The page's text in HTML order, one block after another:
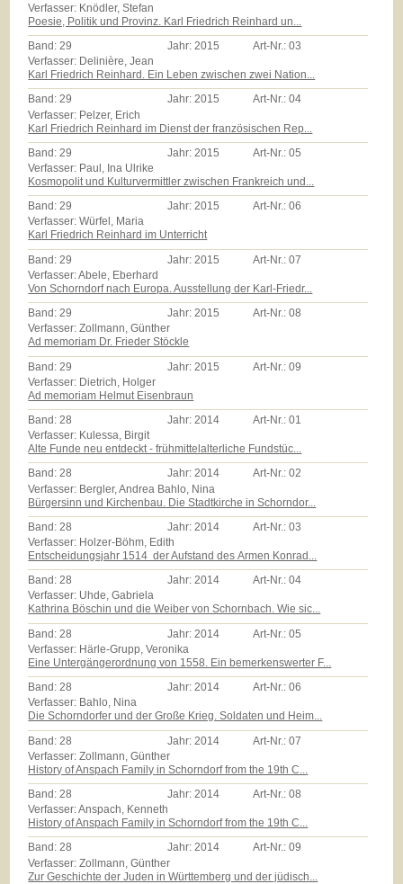
Verfasser: Knödler, Stefan
Poesie, Politik und Provinz. Karl Friedrich Reinhard un...
Band:29 Jahr:2015 Art-Nr.:03
Verfasser: Delinière, Jean
Karl Friedrich Reinhard. Ein Leben zwischen zwei Nation...
Band:29 Jahr:2015 Art-Nr.:04
Verfasser: Pelzer, Erich
Karl Friedrich Reinhard im Dienst der französischen Rep...
Band: 29 Jahr: 2015 Art-Nr.:05
Verfasser: Paul, Ina Ulrike
Kosmopolit und Kulturvermittler zwischen Frankreich und...
Band:29 Jahr:2015 Art-Nr.:06
Verfasser: Würfel, Maria
Karl Friedrich Reinhard im Unterricht
Band: 29 Jahr: 2015 Art-Nr.:07
Verfasser: Abele, Eberhard
Von Schorndorf nach Europa. Ausstellung der Karl-Friedr...
Band:29 Jahr:2015 Art-Nr.:08
Verfasser: Zollmann, Günther
Ad memoriam Dr. Frieder Stöckle
Band: 29 Jahr: 2015 Art-Nr.:09
Verfasser: Dietrich, Holger
Ad memoriam Helmut Eisenbraun
Band:28 Jahr:2014 Art-Nr.:01
Verfasser: Kulessa, Birgit
Alte Funde neu entdeckt - frühmittelalterliche Fundstüc...
Band:28 Jahr:2014 Art-Nr.:02
Verfasser: Bergler, Andrea Bahlo, Nina
Bürgersinn und Kirchenbau. Die Stadtkirche in Schorndor...
Band:28 Jahr:2014 Art-Nr.:03
Verfasser: Holzer-Böhm, Edith
Entscheidungsjahr 1514  der Aufstand des Armen Konrad...
Band:28 Jahr:2014 Art-Nr.:04
Verfasser: Uhde, Gabriela
Kathrina Böschin und die Weiber von Schornbach. Wie sic...
Band: 28 Jahr: 2014 Art-Nr.:05
Verfasser: Härle-Grupp, Veronika
Eine Untergängerordnung von 1558. Ein bemerkenswerter F...
Band:28 Jahr:2014 Art-Nr.:06
Verfasser: Bahlo, Nina
Die Schorndorfer und der Große Krieg. Soldaten und Heim...
Band: 28 Jahr: 2014 Art-Nr.:07
Verfasser: Zollmann, Günther
History of Anspach Family in Schorndorf from the 19th C...
Band:28 Jahr:2014 Art-Nr.:08
Verfasser: Anspach, Kenneth
History of Anspach Family in Schorndorf from the 19th C...
Band:28 Jahr:2014 Art-Nr.:09
Verfasser: Zollmann, Günther
Zur Geschichte der Juden in Württemberg und der jüdisch...